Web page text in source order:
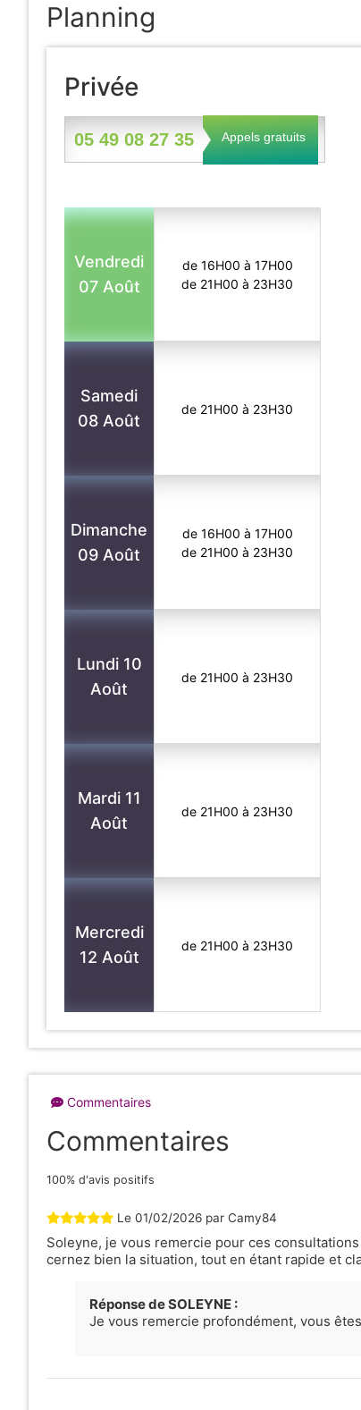
Planning
Privée
05 49 08 27 35 Appels gratuits
Vendredi
07 Août
de 16H00 à 17H00
de 21H00 à 23H30
Samedi
08 Août
de 21H00 à 23H30
Dimanche
09 Août
de 16H00 à 17H00
de 21H00 à 23H30
Lundi 10
Août
de 21H00 à 23H30
Mardi 11
Août
de 21H00 à 23H30
Mercredi
12 Août
de 21H00 à 23H30
Commentaires
Commentaires
100% d'avis positifs
Le 01/02/2026 par Camy84
Soleyne, je vous remercie pour ces
cernez bien la situation, tout en étant rapide et
Réponse de SOLEYNE :
Je vous remercie profondément, vous